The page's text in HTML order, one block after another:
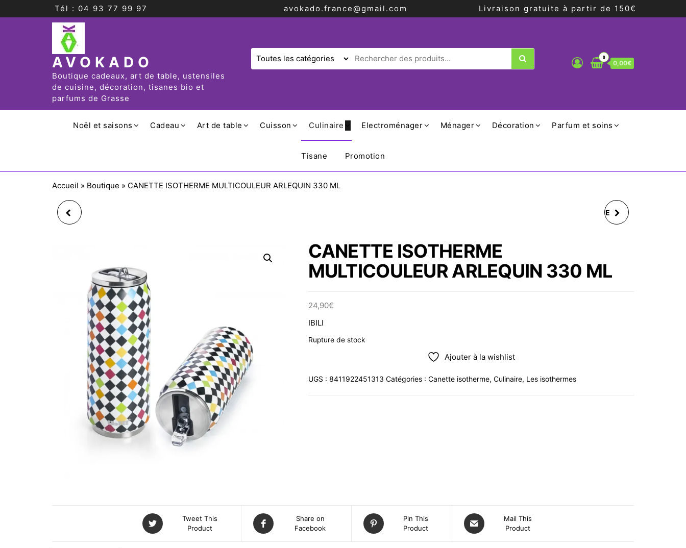
Tél : 04 93 77 99 97 avokado.france@gmail.com Livraison gratuite à partir de 150€
AVOKADO
Boutique cadeaux, art de table, ustensiles
de cuisine, décoration, tisanes bio et
parfums de Grasse
0
0,00€
Noël et saisons Cadeau Art de table Cuisson Culinaire Electroménager Ménager Décoration Parfum et soins
Tisane Promotion
Accueil » Boutique » CANETTE ISOTHERME MULTICOULEUR ARLEQUIN 330 ML
CANETTE ISOTHERME
CANETTE ISOTHERME
MULTICOULEUR ARLEQUIN 330 ML
24,90€
IBILI
Rupture de stock
Ajouter à la wishlist
UGS : 8411922451313 Catégories : Canette isotherme, Culinaire, Les isothermes
Tweet This
Product
Share on
Facebook
Pin This
Product
Mail This
Product